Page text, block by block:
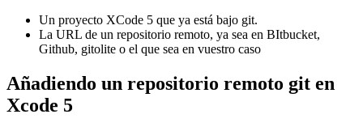
Un proyecto XCode 5 que ya está bajo git.
La URL de un repositorio remoto, ya sea en BItbucket,
Github, gitolite o el que sea en vuestro caso
Añadiendo un repositorio remoto git en
Xcode 5